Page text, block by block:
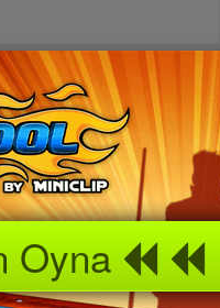
keyif alarak
erkek çocukları ve
oyun portalında »
Oyna